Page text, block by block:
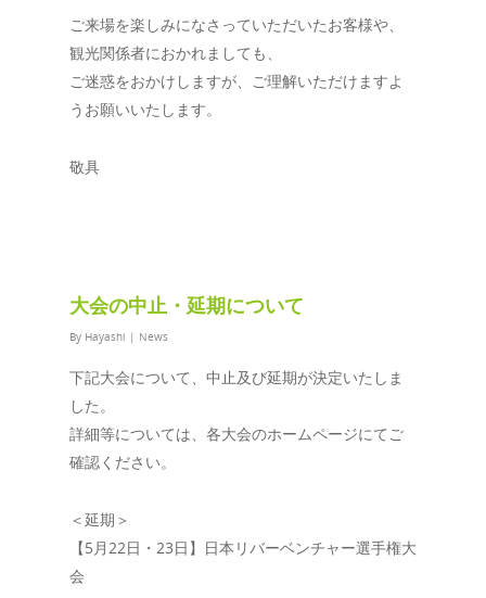
ご来場を楽しみになさっていただいたお客様や、
観光関係者におかれましても、
ご迷惑をおかけしますが、ご理解いただけますよ
うお願いいたします。
敬具
大会の中止・延期について
By Hayashi | News
下記大会について、中止及び延期が決定いたしま
した。
詳細等については、各大会のホームページにてご
確認ください。
＜延期＞
【5月22日・23日】日本リバーベンチャー選手権大
会